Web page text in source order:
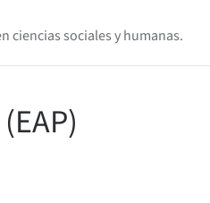
ciencias sociales y humanas.